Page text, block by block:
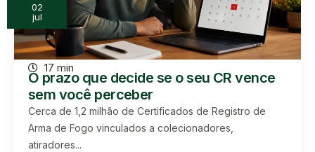
02
jul
17 min
O prazo que decide se o seu CR vence
sem você perceber
Cerca de 1,2 milhão de Certificados de Registro de
Arma de Fogo vinculados a colecionadores,
atiradores...